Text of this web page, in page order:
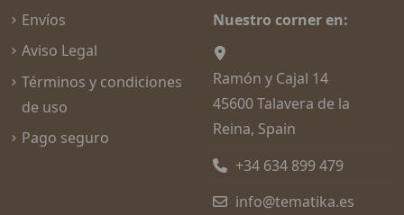
Envíos
Aviso Legal
Términos y condiciones
de uso
Pago seguro
Nuestro corner en:
Ramón y Cajal 14
45600 Talavera de la
Reina, Spain
+34 634 899 479
info@tematika.es